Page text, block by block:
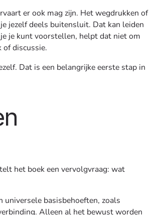
er ook mag zijn. Het wegdrukken of
jezelf deels buitensluit. Dat kan leiden
je kunt voorstellen, helpt dat niet om
of discussie.
Dat is een belangrijke eerste stap in
het boek een vervolgvraag: wat
universele basisbehoeften, zoals
Alleen al het bewust worden